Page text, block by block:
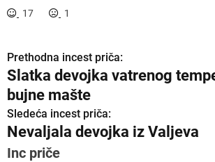
17 1
K
r
e
t
Prethodna incest priča:
Slatka devojka vatrenog
bujne mašte
Sledeća incest priča:
Nevaljala devojka iz Valjeva
Inc priče